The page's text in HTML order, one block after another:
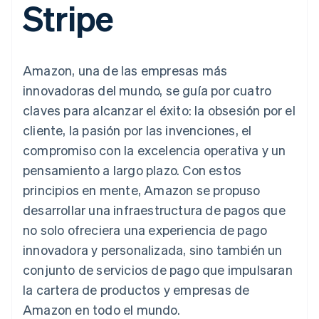
Authorization
Boost
Optimizaciones
Proceso de
acelerado
personalizados
Data Pipeline
Sincronización
de datos
Más
Product roadmap
Ver lo que viene
Radar
Prevención de fraude
Atlas
Constitución de una startup
Climate
Eliminación de dióxido de carbono
Gestión del dinero
Plataformas
SaaS
Por sector
Empresas de IA
Economía de los
creadores
Hostelería, viajes y ocio
Seguros
Medios de
comunicación y
entretenimiento
Organizaciones sin
fines de lucro
Servicios
profesionales
Sector público
Minorista
Gestionar
suscripciones
Ofrecer cobro por
respaldadas por
monedas estables
Aprovisiona y gestiona
servicios con agentes
Recursos
Integraciones de
aplicaciones
Ejemplos de código
Blog de
desarrolladores
Estado de la API
Hoja de ruta del
Sessions
Empleos
Sala de prensa
Stripe Press
Contacta con ventas
Conviértete en socio
Stripe
Amazon, una de las empresas más
innovadoras del mundo, se guía por cuatro
claves para alcanzar el éxito: la obsesión por el
cliente, la pasión por las invenciones, el
compromiso con la excelencia operativa y un
pensamiento a largo plazo. Con estos
principios en mente, Amazon se propuso
desarrollar una infraestructura de pagos que
no solo ofreciera una experiencia de pago
innovadora y personalizada, sino también un
conjunto de servicios de pago que impulsaran
la cartera de productos y empresas de
Amazon en todo el mundo.